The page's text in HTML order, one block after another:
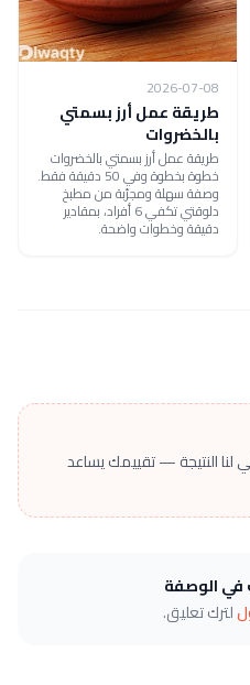
2026-07-08
طريقة عمل أرز بسمتي
بالخضروات
طريقة عمل أرز بسمتي بالخضروات
خطوة بخطوة وفي 50 دقيقة فقط.
وصفة سهلة ومجرّبة من مطبخ
دلوقتي تكفي 6 أفراد، بمقادير
دقيقة وخطوات واضحة.
النتيجة — تقييمك يساعد
في الوصفة
لترك تعليق.